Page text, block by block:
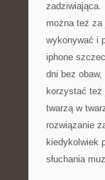
zadziwiająca.
można też za
wykonywać i
iphone
dni bez
korzystać też
twarzą w
rozwiązanie
kiedykolwiek
słuchania